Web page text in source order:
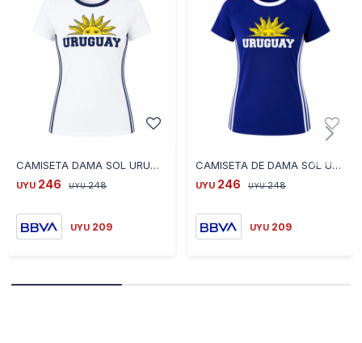
CAMISETA DAMA SOL URUGUAY BLANCO AZ OSC - TS - BLANCO
UYU 246 UYU 248
UYU 209
CAMISETA DE DAMA SOL UY AZUL CE-DASOLUY-04 TALLE S - AZUL
UYU 246 UYU 248
UYU 209